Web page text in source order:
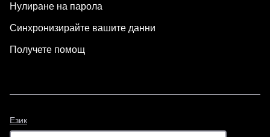
Нулиране на парола
Синхронизирайте вашите данни
Получете помощ
Език